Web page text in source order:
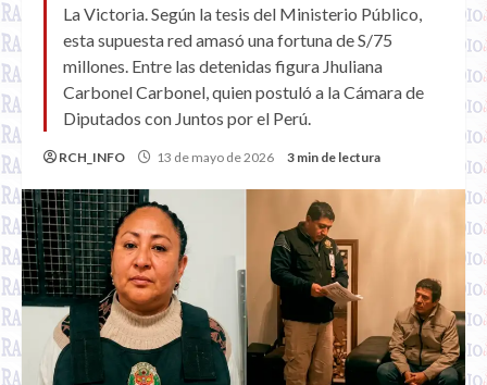
La Victoria. Según la tesis del Ministerio Público,
esta supuesta red amasó una fortuna de S/75
millones. Entre las detenidas figura Jhuliana
Carbonel Carbonel, quien postuló a la Cámara de
Diputados con Juntos por el Perú.
RCH_INFO 13 de mayo de 2026 3 min de lectura